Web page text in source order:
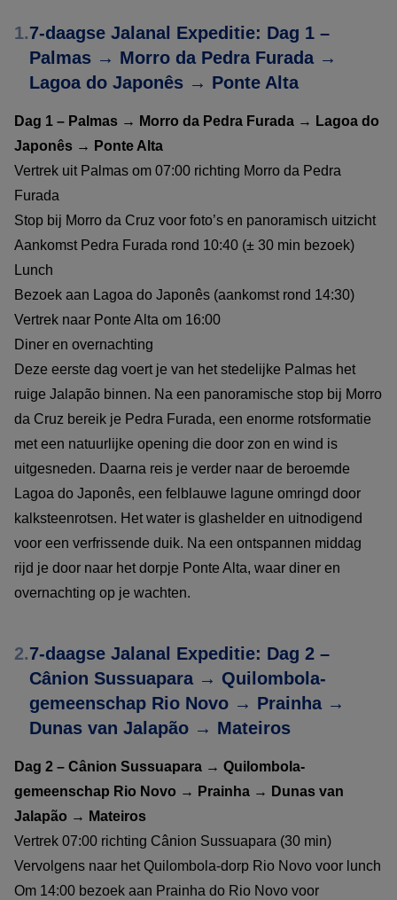
1.7-daagse Jalanal Expeditie: Dag 1 –
Palmas → Morro da Pedra Furada →
Lagoa do Japonês → Ponte Alta
Dag 1 – Palmas → Morro da Pedra Furada → Lagoa do
Japonês → Ponte Alta
Vertrek uit Palmas om 07:00 richting Morro da Pedra
Furada
Stop bij Morro da Cruz voor foto’s en panoramisch uitzicht
Aankomst Pedra Furada rond 10:40 (± 30 min bezoek)
Lunch
Bezoek aan Lagoa do Japonês (aankomst rond 14:30)
Vertrek naar Ponte Alta om 16:00
Diner en overnachting
Deze eerste dag voert je van het stedelijke Palmas het
ruige Jalapão binnen. Na een panoramische stop bij Morro
da Cruz bereik je Pedra Furada, een enorme rotsformatie
met een natuurlijke opening die door zon en wind is
uitgesneden. Daarna reis je verder naar de beroemde
Lagoa do Japonês, een felblauwe lagune omringd door
kalksteenrotsen. Het water is glashelder en uitnodigend
voor een verfrissende duik. Na een ontspannen middag
rijd je door naar het dorpje Ponte Alta, waar diner en
overnachting op je wachten.
2.7-daagse Jalanal Expeditie: Dag 2 –
Cânion Sussuapara → Quilombola-
gemeenschap Rio Novo → Prainha →
Dunas van Jalapão → Mateiros
Dag 2 – Cânion Sussuapara → Quilombola-
gemeenschap Rio Novo → Prainha → Dunas van
Jalapão → Mateiros
Vertrek 07:00 richting Cânion Sussuapara (30 min)
Vervolgens naar het Quilombola-dorp Rio Novo voor lunch
Om 14:00 bezoek aan Prainha do Rio Novo voor